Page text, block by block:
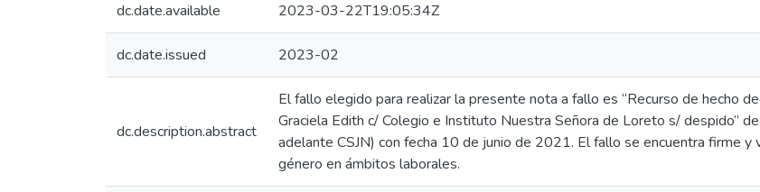
dc.date.available 2023-03-22T19:05:34Z
dc.date.issued 2023-02
dc.description.abstract
El fallo elegido para realizar la presente nota a fallo es “Recurso de hecho
Graciela Edith c/ Colegio e Instituto Nuestra Señora de Loreto s/ despido”
adelante CSJN) con fecha 10 de junio de 2021. El fallo se encuentra firme y
género en ámbitos laborales.